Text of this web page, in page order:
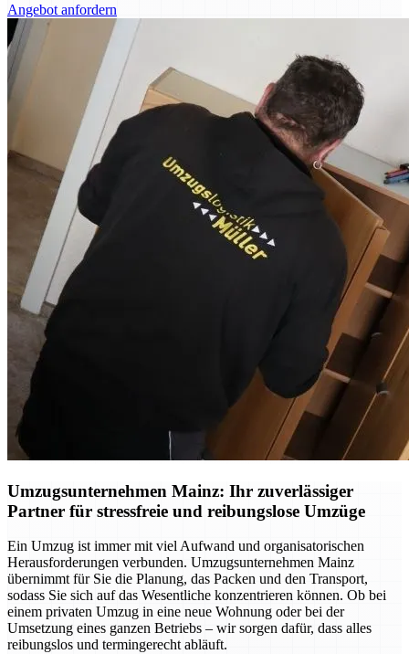
Angebot anfordern
Umzugsunternehmen Mainz: Ihr zuverlässiger
Partner für stressfreie und reibungslose Umzüge
Ein Umzug ist immer mit viel Aufwand und organisatorischen
Herausforderungen verbunden. Umzugsunternehmen Mainz
übernimmt für Sie die Planung, das Packen und den Transport,
sodass Sie sich auf das Wesentliche konzentrieren können. Ob bei
einem privaten Umzug in eine neue Wohnung oder bei der
Umsetzung eines ganzen Betriebs – wir sorgen dafür, dass alles
reibungslos und termingerecht abläuft.